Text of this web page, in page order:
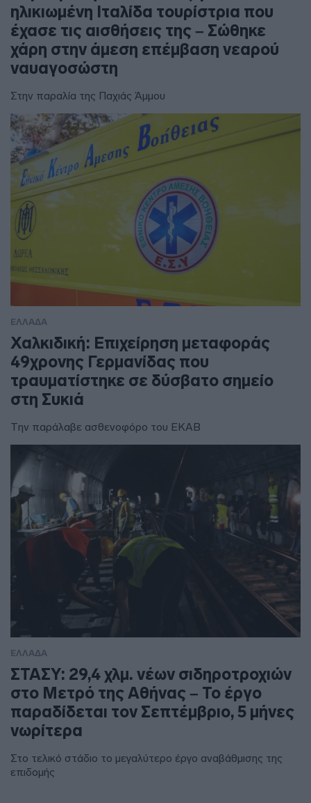
ηλικιωμένη Ιταλίδα τουρίστρια που
έχασε τις αισθήσεις της – Σώθηκε
χάρη στην άμεση επέμβαση νεαρού
ναυαγοσώστη
Στην παραλία της Παχιάς Άμμου
ΕΛΛΑΔΑ
Χαλκιδική: Επιχείρηση μεταφοράς
49χρονης Γερμανίδας που
τραυματίστηκε σε δύσβατο σημείο
στη Συκιά
Την παράλαβε ασθενοφόρο του ΕΚΑΒ
ΕΛΛΑΔΑ
ΣΤΑΣΥ: 29,4 χλμ. νέων σιδηροτροχιών
στο Μετρό της Αθήνας – Το έργο
παραδίδεται τον Σεπτέμβριο, 5 μήνες
νωρίτερα
Στο τελικό στάδιο το μεγαλύτερο έργο αναβάθμισης της
επιδομής